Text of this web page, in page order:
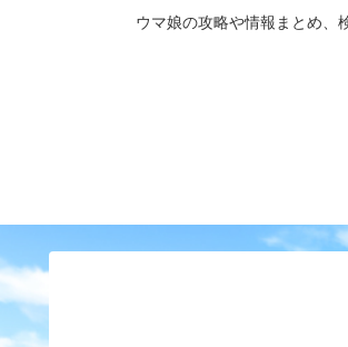
ウマ娘の攻略や情報まとめ、